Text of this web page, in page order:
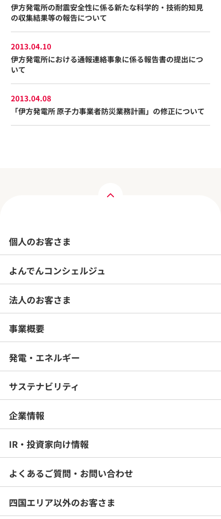
伊方発電所の耐震安全性に係る新たな科学的・技術的知見
の収集結果等の報告について
2013.04.10
伊方発電所における通報連絡事象に係る報告書の提出につ
いて
2013.04.08
「伊方発電所 原子力事業者防災業務計画」の修正について
個人のお客さま
よんでんコンシェルジュ
法人のお客さま
事業概要
発電・エネルギー
サステナビリティ
企業情報
IR・投資家向け情報
よくあるご質問・ お問い合わせ
四国エリア以外のお客さま